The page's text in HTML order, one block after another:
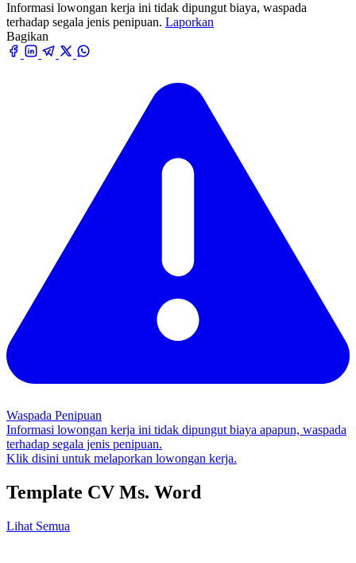
Informasi lowongan kerja ini tidak dipungut biaya, waspada
terhadap segala jenis penipuan. Laporkan
Bagikan
Waspada Penipuan
Informasi lowongan kerja ini tidak dipungut biaya apapun, waspada
terhadap segala jenis penipuan.
Klik disini untuk melaporkan lowongan kerja.
Template CV Ms. Word
Lihat Semua